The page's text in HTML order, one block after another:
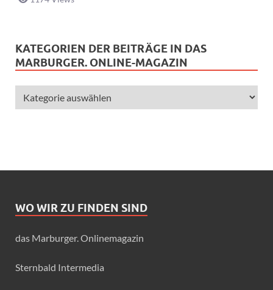
KATEGORIEN DER BEITRÄGE IN DAS
MARBURGER. ONLINE-MAGAZIN
WO WIR ZU FINDEN SIND
das Marburger. Onlinemagazin
Sternbald Intermedia